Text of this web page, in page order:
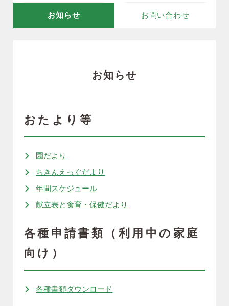
お知らせ お問い合わせ
お知らせ
おたより等
園だより
ちきんえっぐだより
年間スケジュール
献立表と食育・保健だより
各種申請書類（利用中の家庭
向け）
各種書類ダウンロード